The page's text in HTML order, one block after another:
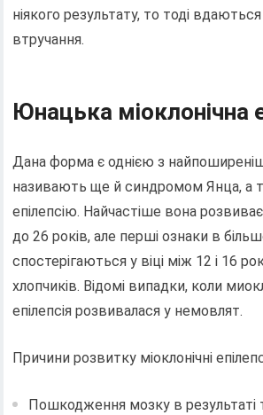
ніякого результату, то тоді
втручання.
Юнацька міоклонічна
Дана форма є однією з
називають ще й синдромом Янца, а
епілепсію. Найчастіше вона
до 26 років, але перші ознаки в
спостерігаються у віці між 12 і 16
хлопчиків. Відомі випадки, коли
епілепсія розвивалася у немовлят.
Причини розвитку міоклонічні
Пошкодження мозку в результаті